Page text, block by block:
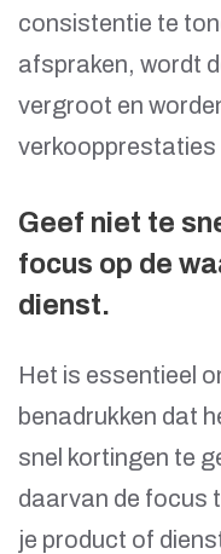
consistentie te
afspraken, wordt
vergroot en
verkoopprestaties
Geef niet te
focus op de
dienst.
Het is essentieel
benadrukken dat
snel kortingen te
daarvan de focus
je product of